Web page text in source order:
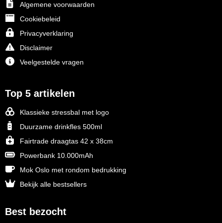
Algemene voorwaarden
Cookiebeleid
Privacyverklaring
Disclaimer
Veelgestelde vragen
Top 5 artikelen
Klassieke stressbal met logo
Duurzame drinkfles 500ml
Fairtrade draagtas 42 x 38cm
Powerbank 10.000mAh
Mok Oslo met rondom bedrukking
Bekijk alle bestsellers
Best bezocht